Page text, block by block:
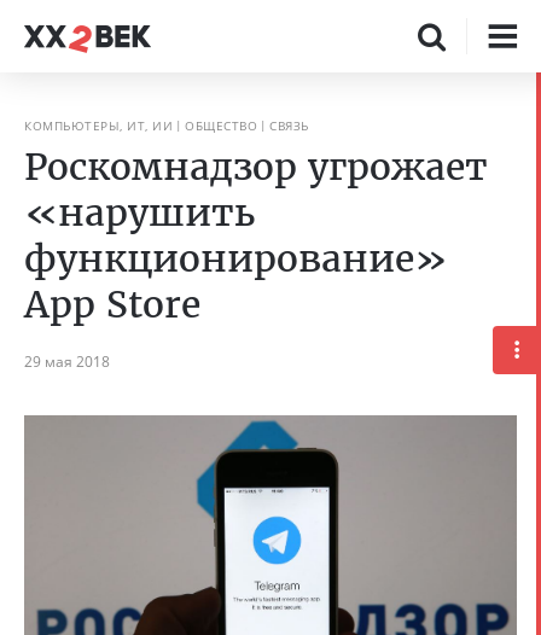
КОМПЬЮТЕРЫ, ИТ, ИИ ОБЩЕСТВО СВЯЗЬ
Роскомнадзор угрожает
«нарушить
функционирование»
App Store
29 мая 2018